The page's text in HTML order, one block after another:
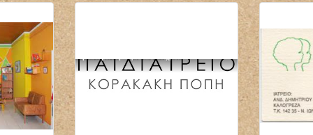
ΔΙΑΙΤΟΛΟΓΟΣ
ΔΙΑΤΡΟΦΟΛΟΓΟΣ
ΠΥΡΓΟΣ ΗΛΕΙΑ
ΙΛΙΣΙΑ ΑΤΤΙΚΗ ΛΙΓΚΡΗΣ